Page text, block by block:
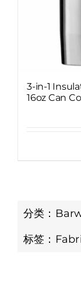
3-in-1
16oz Can
分类：
标签：